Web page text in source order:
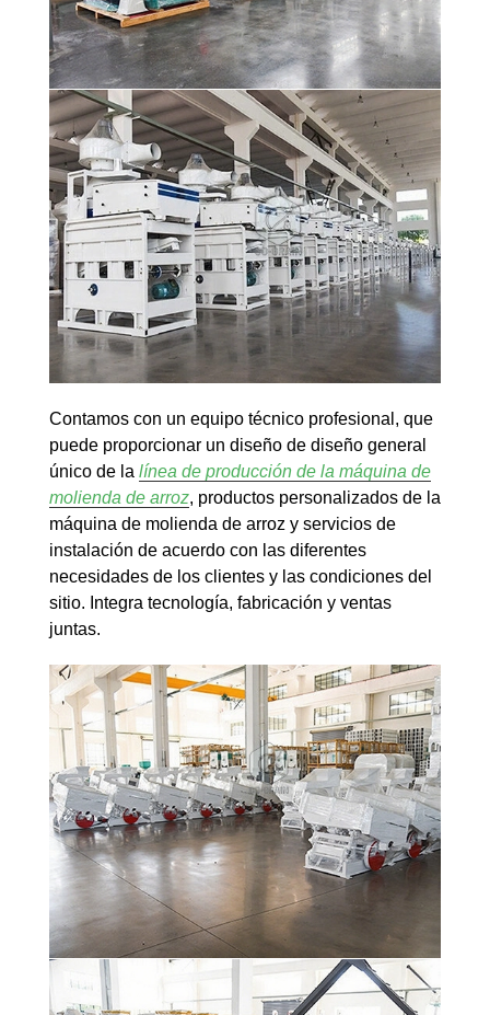
Contamos con un equipo técnico profesional, que
puede proporcionar un diseño de diseño general
único de la línea de producción de la máquina de
molienda de arroz, productos personalizados de la
máquina de molienda de arroz y servicios de
instalación de acuerdo con las diferentes
necesidades de los clientes y las condiciones del
sitio. Integra tecnología, fabricación y ventas
juntas.